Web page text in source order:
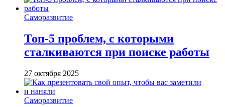
Саморазвитие
Топ-5 проблем, с которыми
сталкиваются при поиске работы
27 октября 2025
Саморазвитие